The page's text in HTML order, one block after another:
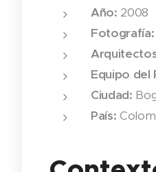
Año: 2008
Fotografía:
Equipo del
Ciudad:
País: